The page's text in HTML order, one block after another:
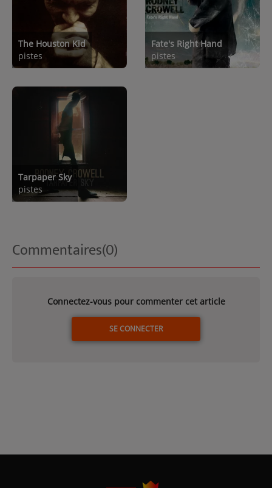
The Houston Kid
pistes
Fate's Right Hand
pistes
Tarpaper Sky
pistes
Commentaires(0)
Connectez-vous pour commenter cet article
SE CONNECTER